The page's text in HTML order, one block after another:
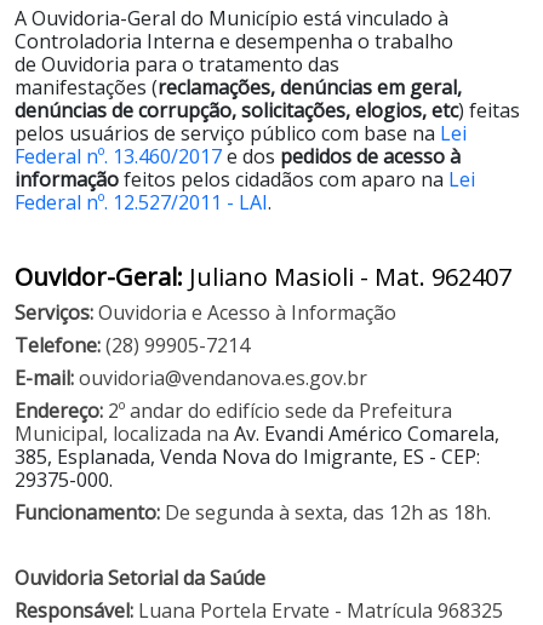
A Ouvidoria-Geral do Município está vinculado à
Controladoria Interna e desempenha o trabalho
de Ouvidoria para o tratamento das
manifestações (reclamações, denúncias em geral,
denúncias de corrupção, solicitações, elogios, etc) feitas
pelos usuários de serviço público com base na Lei
Federal nº. 13.460/2017e dos pedidos de acesso à
informaçãofeitos pelos cidadãos com aparo na Lei
Federal nº. 12.527/2011 - LAI.
Ouvidor-Geral: Juliano Masioli - Mat. 962407
Serviços:Ouvidoria e Acesso à Informação
Telefone:(28) 99905-7214
E-mail:ouvidoria@vendanova.es.gov.br
Endereço: 2º andar do edifício sede da Prefeitura
Municipal, localizada na Av. Evandi Américo Comarela,
385, Esplanada, Venda Nova do Imigrante, ES - CEP:
29375-000.
Funcionamento: De segunda à sexta, das 12h as 18h.
Ouvidoria Setorial da Saúde
Responsável: Luana Portela Ervate - Matrícula 968325